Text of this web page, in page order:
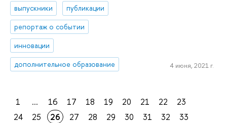
выпускники
публикации
репортаж о событии
инновации
дополнительное образование
4 июня, 2021 г.
1 ... 16 17 18 19 20 21 22
23
24
25 26 27 28 29 30 31 32
33